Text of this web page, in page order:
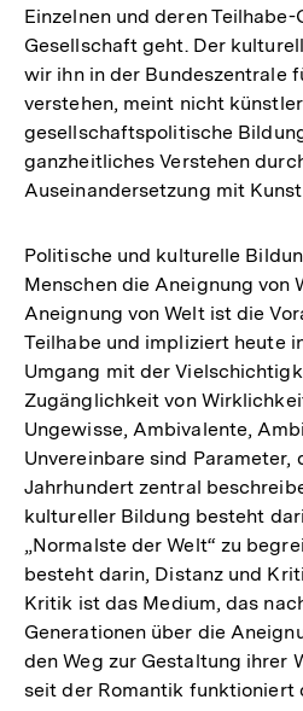
Einzelnen und deren
Gesellschaft geht. Der
wir ihn in der Bundeszentrale
verstehen, meint nicht
gesellschaftspolitische
ganzheitliches Verstehen
Auseinandersetzung mit
Politische und kulturelle
Menschen die Aneignung von
Aneignung von Welt ist die
Teilhabe und impliziert heute
Umgang mit der
Zugänglichkeit von
Ungewisse, Ambivalente,
Unvereinbare sind Parameter,
Jahrhundert zentral
kultureller Bildung besteht
„Normalste der Welt“ zu
besteht darin, Distanz und
Kritik ist das Medium, das
Generationen über die
den Weg zur Gestaltung ihrer
seit der Romantik funktioniert